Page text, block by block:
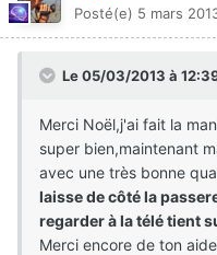
Posté(e) 5 mars
Le 05/03/2013 à
Merci Noël,j'ai fait la
super bien,maintenant
avec une très bonne
laisse de côté la
regarder à la télé tient
Merci encore de ton